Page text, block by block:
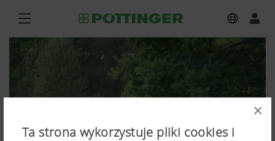
×
Ta strona wykorzystuje pliki cookies i